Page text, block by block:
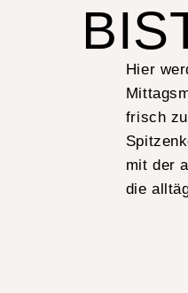
Hier
frisch
mit der
die